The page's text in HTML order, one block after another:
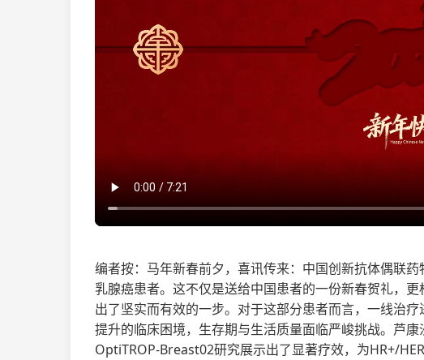
编者按：马年新春前夕，喜讯传来：中国创新抗体偶联
乳腺癌患者。这不仅是送给中国患者的一份新春贺礼，
出了坚实而有效的一步。对于这部分患者而言，一线治
提升的临床困境，生存期与生活质量面临严峻挑战。芦
OptiTROP-Breast02研究展示出了显著疗效，为HR+/